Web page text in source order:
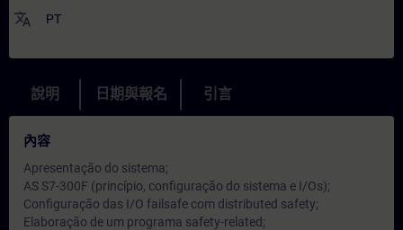
translate PT
說明 日期與報名 引言
內容
Apresentação do sistema;
AS S7-300F (princípio, configuração do sistema e I/Os);
Configuração das I/O failsafe com distributed safety;
Elaboração de um programa safety-related;